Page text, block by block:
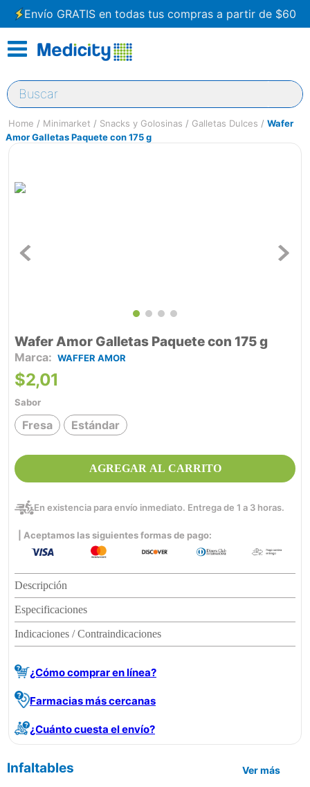
Envío GRATIS en todas tus compras a partir de $60
Buscar
Minimarket Snacks y Golosinas Galletas Dulces
Wafer
Amor Galletas Paquete con 175 g
Wafer Amor Galletas Paquete con 175 g
WAFFER AMOR
$2,01
Sabor
Fresa Estándar
AGREGAR AL CARRITO
En existencia para envío inmediato. Entrega de 1 a 3 horas.
| Aceptamos las siguientes formas de pago:
Descripción
Especificaciones
Indicaciones / Contraindicaciones
¿Cómo comprar en línea?
Farmacias más cercanas
¿Cuánto cuesta el envío?
Infaltables Ver más